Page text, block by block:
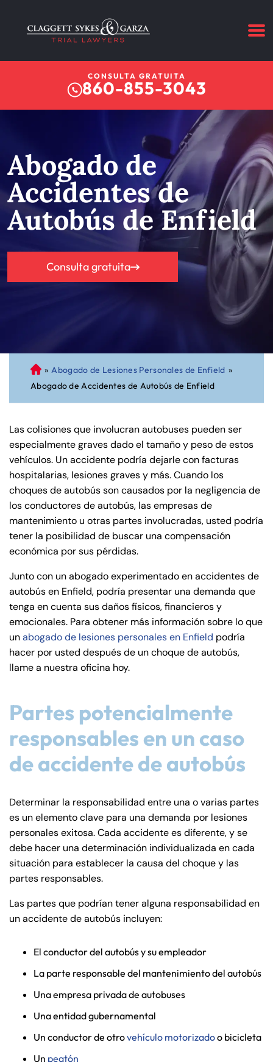
CONSULTA GRATUITA
860-855-3043
Abogado de
Accidentes de
Autobús de Enfield
Consulta gratuita
A
bo
ga
de
Pe
rs
on
al
Inj
ur
y
de
» Abogado de Lesiones Personales de Enfield »
Abogado de Accidentes de Autobús de Enfield
Las colisiones que involucran autobuses pueden ser
especialmente graves dado el tamaño y peso de estos
vehículos. Un accidente podría dejarle con facturas
hospitalarias, lesiones graves y más. Cuando los
choques de autobús son causados por la negligencia de
los conductores de autobús, las empresas de
mantenimiento u otras partes involucradas, usted podría
tener la posibilidad de buscar una compensación
económica por sus pérdidas.
Junto con un abogado experimentado en accidentes de
autobús en Enfield, podría presentar una demanda que
tenga en cuenta sus daños físicos, financieros y
emocionales. Para obtener más información sobre lo que
unabogado de lesiones personales en Enfield podría
hacer por usted después de un choque de autobús,
llame a nuestra oficina hoy.
Partes potencialmente
responsables en un caso
de accidente de autobús
Determinar la responsabilidad entre una o varias partes
es un elemento clave para una demanda por lesiones
personales exitosa. Cada accidente es diferente, y se
debe hacer una determinación individualizada en cada
situación para establecer la causa del choque y las
partes responsables.
Las partes que podrían tener alguna responsabilidad en
un accidente de autobús incluyen:
El conductor del autobús y su empleador
La parte responsable del mantenimiento del autobús
Una empresa privada de autobuses
Una entidad gubernamental
Un conductor de otrovehículo motorizadoo bicicleta
Un peatón